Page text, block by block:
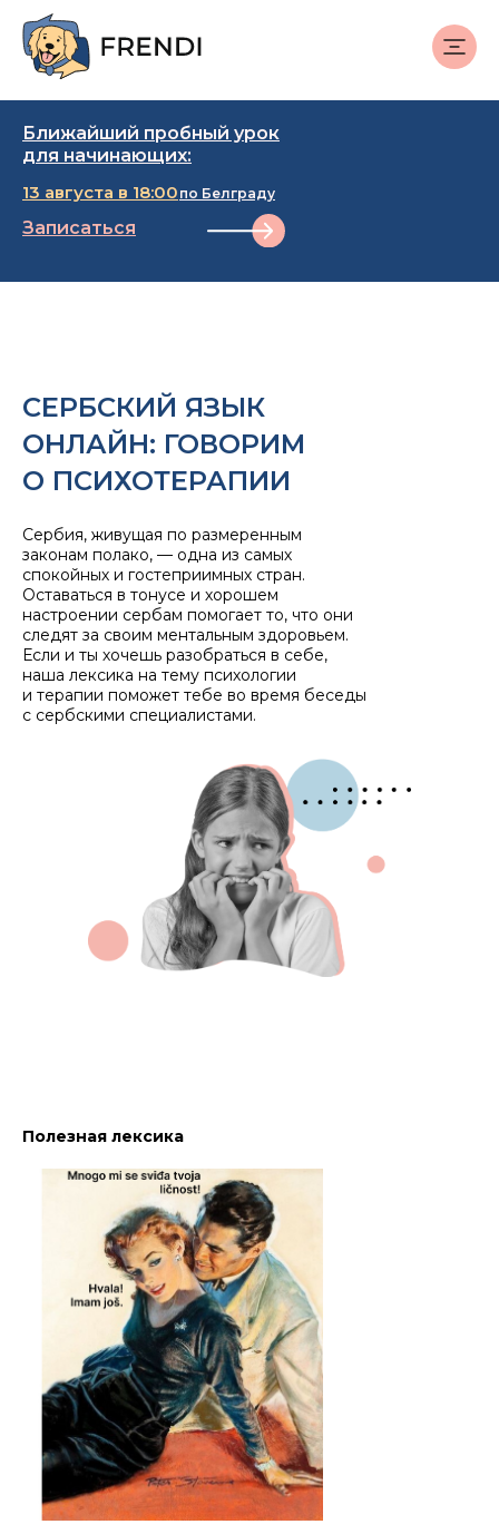
Ближайший пробный урок
для начинающих:
Записаться
13 августа в 18:00 по Белграду
СЕРБСКИЙ ЯЗЫК
ОНЛАЙН: ГОВОРИМ
О ПСИХОТЕРАПИИ
Сербия, живущая по размеренным
законам полако, — одна из самых
спокойных и гостеприимных стран.
Оставаться в тонусе и хорошем
настроении сербам помогает то, что они
следят за своим ментальным здоровьем.
Если и ты хочешь разобраться в себе,
наша лексика на тему психологии
и терапии поможет тебе во время беседы
с сербскими специалистами.
Полезная лексика